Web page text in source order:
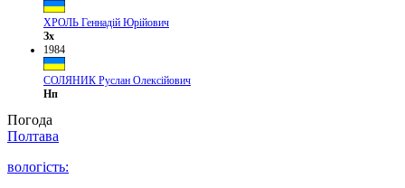
ХРОЛЬ Геннадій Юрійович
Зх
1984
СОЛЯНИК Руслан Олексійович
Нп
Погода
Полтава
вологість: